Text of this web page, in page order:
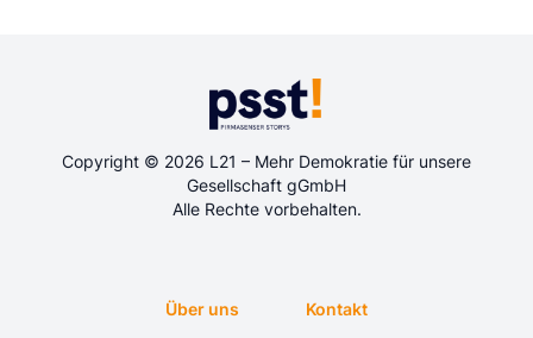
Copyright © 2026 L21 – Mehr Demokratie für unsere
Gesellschaft gGmbH
Alle Rechte vorbehalten.
Über uns
Kontakt